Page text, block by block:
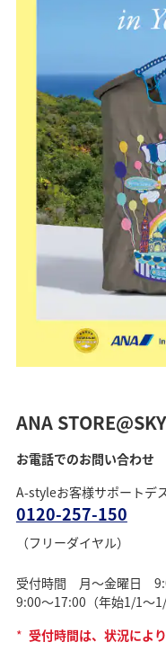
ANA
お電話でのお問い合わせ
A-styleお客様サポートデ
0120-257-150
（フリーダイヤル）
受付時間 月～金曜日
9:00～17:00（年始1/1～1/
* 受付時間は、状況によ